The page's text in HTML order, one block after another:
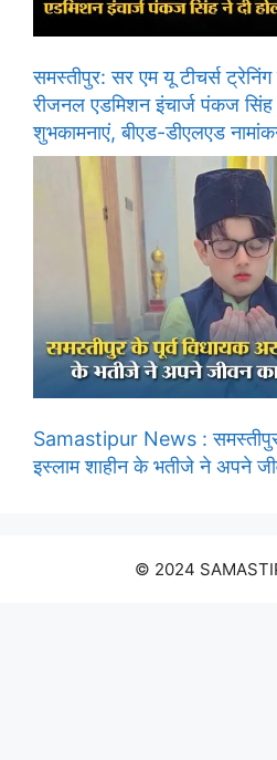
समस्तीपुर: सर एम यू टीचर्स
रीजनल एडमिशन इंचार्ज पंकज सिंह
शुभकामनाएं, बीएड-डीएलएड
Samastipur News :
इस्लाम शाहीन के भतीजे ने अपने
© 2024